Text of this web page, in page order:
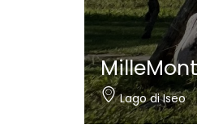
Lago di Iseo